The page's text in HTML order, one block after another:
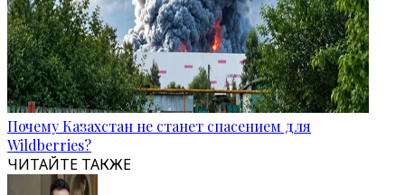
Почему Казахстан не станет спасением для
Wildberries?
ЧИТАЙТЕ ТАКЖЕ